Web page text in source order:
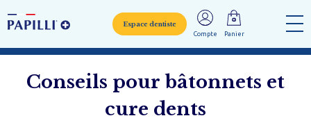
Espace dentiste
Compte Panier
Conseils pour bâtonnets et
cure dents